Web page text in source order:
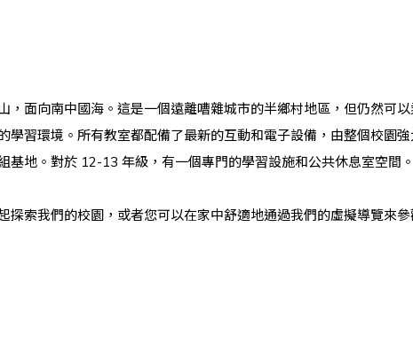
，面向南中國海。這是一個遠離嘈雜城市的半鄉村地區，但仍然可
學習環境。所有教室都配備了最新的互動和電子設備，由整個校園
地。對於 12-13 年級，有一個專門的學習設施和公共休息室空間。
索我們的校園，或者您可以在家中舒適地通過我們的虛擬導覽來參